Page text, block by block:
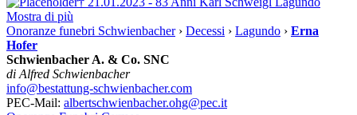
Mostra di più
Onoranze funebri Schwienbacher› Decessi › Lagundo › Erna
Hofer
Schwienbacher A. & Co. SNC
di Alfred Schwienbacher
info@bestattung-schwienbacher.com
PEC-Mail: albertschwienbacher.ohg@pec.it